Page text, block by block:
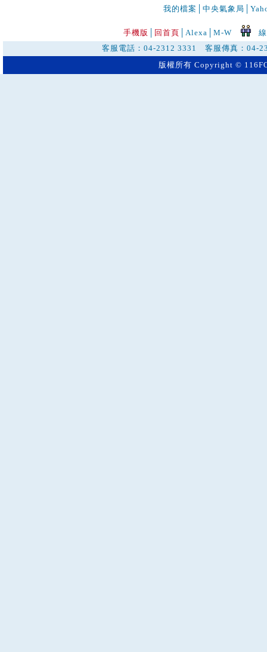
我的檔案 │中央氣象局 │
手機版 回首頁 │Alexa│M-W
客服電話：04-2312 3331 客服傳真：
版權所有 Copyright ©